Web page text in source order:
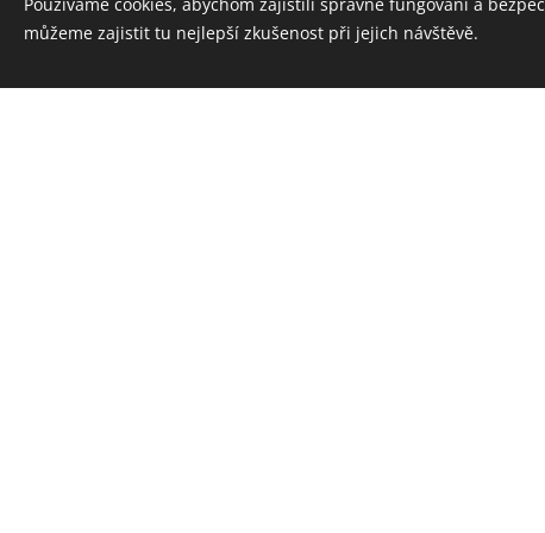
můžeme zajistit tu nejlepší zkušenost při jejich návštěvě.